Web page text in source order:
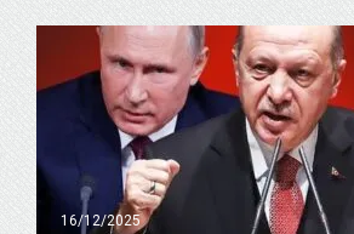
16/12/2025